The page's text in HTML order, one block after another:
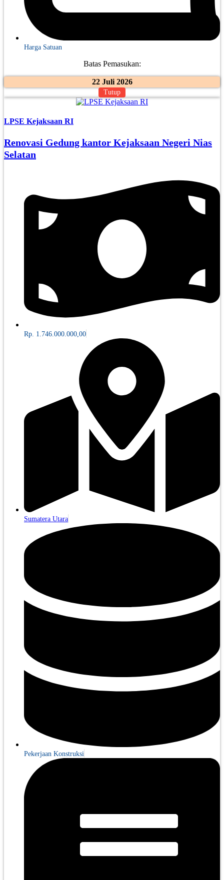
Harga Satuan
Batas Pemasukan:
22 Juli 2026
Tutup
LPSE Kejaksaan RI
Renovasi Gedung kantor Kejaksaan Negeri Nias
Selatan
Rp. 1.746.000.000,00
Sumatera Utara
Pekerjaan Konstruksi